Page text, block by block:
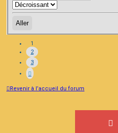
1
2
3
Revenir à l’accueil du forum